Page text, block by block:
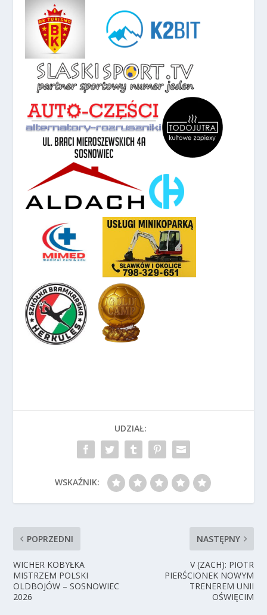
UDZIAŁ:
WSKAŹNIK:
POPRZEDNI
WICHER KOBYŁKA
MISTRZEM POLSKI
OLDBOJÓW – SOSNOWIEC
2026
NASTĘPNY
V (ZACH): PIOTR
PIERŚCIONEK NOWYM
TRENEREM UNII
OŚWIĘCIM